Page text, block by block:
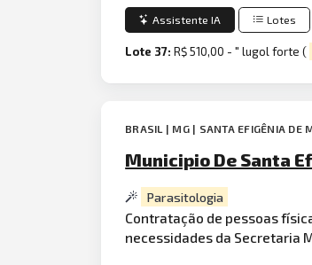
Assistente IA Lotes
Lote 37:R$ 510,00 - " lugol forte (
BRASIL | MG | SANTA EFIGÊNIA DE
Municipio De Santa
Parasitologia
Contratação de pessoas
necessidades da Secretaria